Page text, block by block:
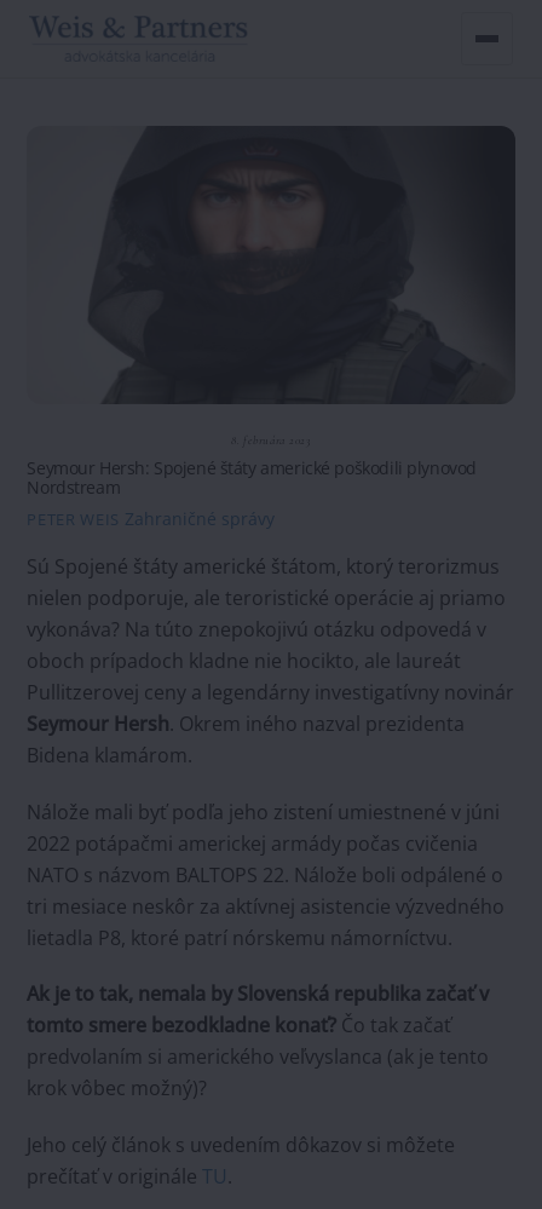
Seymour Hersh: Spojené štáty americké poškodili plynovod
Nordstream
PETER WEIS Zahraničné správy
Sú Spojené štáty americké štátom, ktorý terorizmus
nielen podporuje, ale teroristické operácie aj priamo
vykonáva? Na túto znepokojivú otázku odpovedá v
oboch prípadoch kladne nie hocikto, ale laureát
Pullitzerovej ceny a legendárny investigatívny novinár
Seymour Hersh. Okrem iného nazval prezidenta
Bidena klamárom.
Nálože mali byť podľa jeho zistení umiestnené v júni
2022 potápačmi americkej armády počas cvičenia
NATO s názvom BALTOPS 22. Nálože boli odpálené o
tri mesiace neskôr za aktívnej asistencie výzvedného
lietadla P8, ktoré patrí nórskemu námorníctvu.
Ak je to tak, nemala by Slovenská republika začať v
tomto smere bezodkladne konať? Čo tak začať
predvolaním si amerického veľvyslanca (ak je tento
krok vôbec možný)?
Jeho celý článok s uvedením dôkazov si môžete
prečítať v origináleTU.